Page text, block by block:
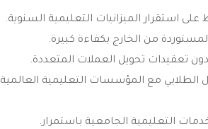
استقرار الميزانيات التعليمية السنوية.
من الخارج بكفاءة كبيرة.
تعقيدات تحويل العملات المتعددة.
الطلابي مع المؤسسات التعليمية العالمية
التعليمية الجامعية باستمرار.